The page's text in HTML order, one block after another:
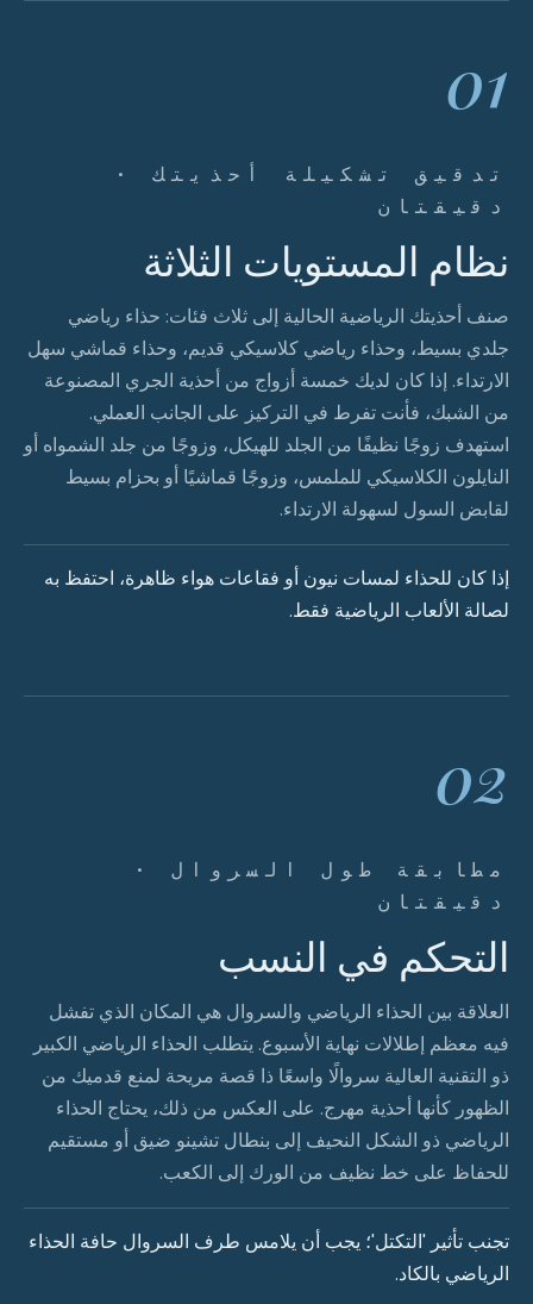
01
تدقيق تشكيلة أحذيتك ·
دقيقتان
نظام المستويات الثلاثة
صنف أحذيتك الرياضية الحالية إلى ثلاث فئات: حذاء رياضي
جلدي بسيط، وحذاء رياضي كلاسيكي قديم، وحذاء قماشي سهل
الارتداء. إذا كان لديك خمسة أزواج من أحذية الجري المصنوعة
من الشبك، فأنت تفرط في التركيز على الجانب العملي.
استهدف زوجًا نظيفًا من الجلد للهيكل، وزوجًا من جلد الشمواه أو
النايلون الكلاسيكي للملمس، وزوجًا قماشيًا أو بحزام بسيط
لقابض السول لسهولة الارتداء.
إذا كان للحذاء لمسات نيون أو فقاعات هواء ظاهرة، احتفظ به
لصالة الألعاب الرياضية فقط.
02
مطابقة طول السروال ·
دقيقتان
التحكم في النسب
العلاقة بين الحذاء الرياضي والسروال هي المكان الذي تفشل
فيه معظم إطلالات نهاية الأسبوع. يتطلب الحذاء الرياضي الكبير
ذو التقنية العالية سروالًا واسعًا ذا قصة مريحة لمنع قدميك من
الظهور كأنها أحذية مهرج. على العكس من ذلك، يحتاج الحذاء
الرياضي ذو الشكل النحيف إلى بنطال تشينو ضيق أو مستقيم
للحفاظ على خط نظيف من الورك إلى الكعب.
تجنب تأثير 'التكتل'؛ يجب أن يلامس طرف السروال حافة الحذاء
الرياضي بالكاد.